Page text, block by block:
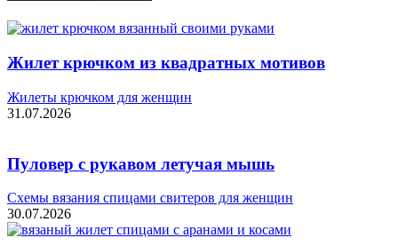
Жилет крючком из квадратных мотивов
Жилеты крючком для женщин
31.07.2026
Пуловер с рукавом летучая мышь
Схемы вязания спицами свитеров для женщин
30.07.2026